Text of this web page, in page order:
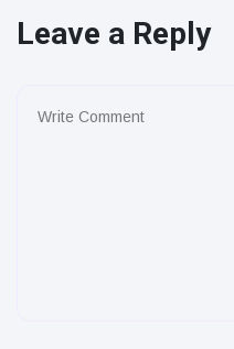
Leave a Reply